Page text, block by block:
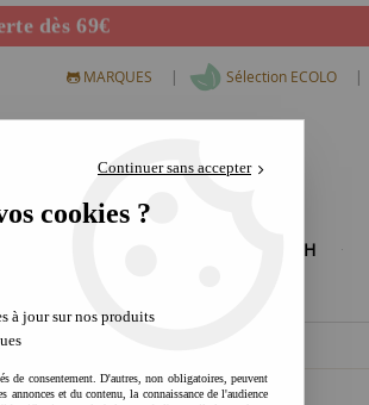
dès 69€
avant 14h
MARQUES | Sélection ECOLO |
MODE & HIGH TECH
Continuer sans accepter
cookies ?
à jour sur nos produits
de consentement. D'autres, non obligatoires, peuvent
et du contenu, la connaissance de l'audience